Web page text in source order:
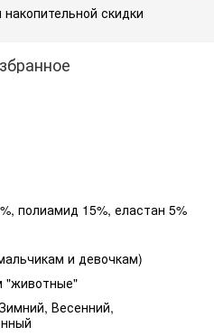
скидки
полиамид 15%, еластан 5%
и девочкам)
"животные"
Весенний,